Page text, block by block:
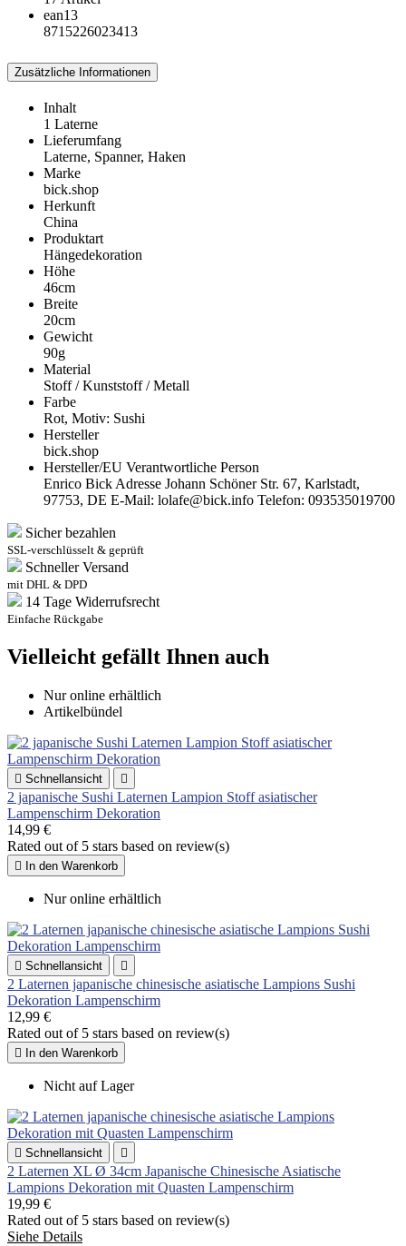
ean13
8715226023413
Zusätzliche Informationen
Inhalt
1 Laterne
Lieferumfang
Laterne, Spanner, Haken
Marke
bick.shop
Herkunft
China
Produktart
Hängedekoration
Höhe
46cm
Breite
20cm
Gewicht
90g
Material
Stoff / Kunststoff / Metall
Farbe
Rot, Motiv: Sushi
Hersteller
bick.shop
Hersteller/EU Verantwortliche Person
Enrico Bick Adresse Johann Schöner Str. 67, Karlstadt,
97753, DE E-Mail: lolafe@bick.info Telefon: 093535019700
Sicher bezahlen
SSL-verschlüsselt & geprüft
Schneller Versand
mit DHL & DPD
14 Tage Widerrufsrecht
Einfache Rückgabe
Vielleicht gefällt Ihnen auch
Nur online erhältlich
Artikelbündel
 Schnellansicht 
2 japanische Sushi Laternen Lampion Stoff asiatischer
Lampenschirm Dekoration
14,99 €
Rated out of 5 stars based on review(s)
 In den Warenkorb
Nur online erhältlich
 Schnellansicht 
2 Laternen japanische chinesische asiatische Lampions Sushi
Dekoration Lampenschirm
12,99 €
Rated out of 5 stars based on review(s)
 In den Warenkorb
Nicht auf Lager
 Schnellansicht 
2 Laternen XL Ø 34cm Japanische Chinesische Asiatische
Lampions Dekoration mit Quasten Lampenschirm
19,99 €
Rated out of 5 stars based on review(s)
Siehe Details